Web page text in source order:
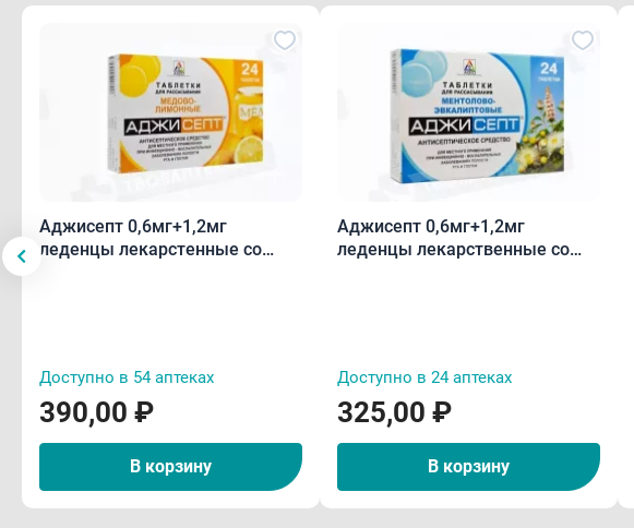
Аджисепт 0,6мг+1,2мг
леденцы лекарстенные со
Доступно в 54 аптеках
390,00 ₽
В корзину
Аджисепт 0,6мг+1,2мг
леденцы лекарственные со
Доступно в 24 аптеках
325,00 ₽
В корзину